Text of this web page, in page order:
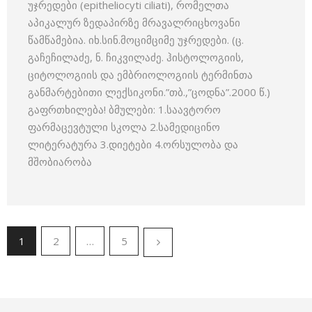
უჯრედები (epitheliocyti ciliati), რომელთა
აპიკალურ ზედაპირზე მრავალრიცხოვანი
წამწამებია. იხ.სინ.მოციმციმე უჯრედები. (ც.
გაჩეჩილაძე, ნ. ჩიკვილაძე. ჰისტოლოგიის,
ციტოლოგიის და ემბრიოლოგიის ტერმინთა
განმარტებითი ლექსიკონი.”თბ.,”ცოდნა”.2000 წ.)
გაფრთხილება! ბმულები: 1.საავტორო
ფარმაცევტული სკოლა 2.სამედიცინო
ლიტერატურა 3.დიეტები 4.ორსულობა და
მშობიარობა
1 2 … 5